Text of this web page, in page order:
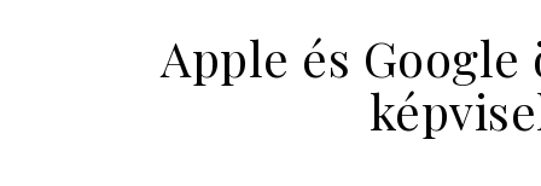
Apple és